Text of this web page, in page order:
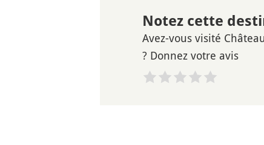
Notez cette
Avez-vous visité
? Donnez votre avis